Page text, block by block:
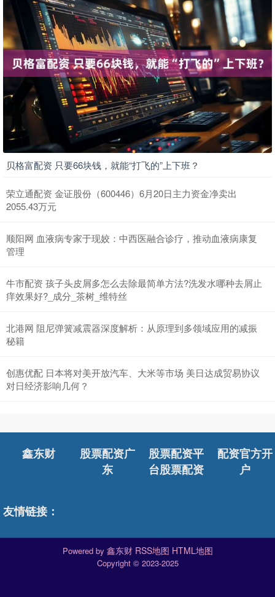
贝格富配资 只要66块钱，就能“打飞的”上下班？
荣立通配资 金证股份（600446）6月20日主力资金净卖出
2055.43万元
顺阳网 血液病专家于现姣：中西医融合诊疗，推动血液病康复
管理
牛市配资 孩子头皮屑多怎么去除最简单方法?洗发水哪种去屑止
痒效果好?_成分_茶树_维特丝
北港网 阻尼弹簧减震器深度解析：从原理到多领域应用的减振
秘籍
创惠优配 日本将对美开放汽车、大米等市场 美日达成贸易协议
对日经济影响几何？
鑫东财
股票配资广
东
股票配资平
台股票配资
配资官方开
户
友情链接：
Powered by 鑫东财 RSS地图 HTML地图
Copyright © 2023-2025